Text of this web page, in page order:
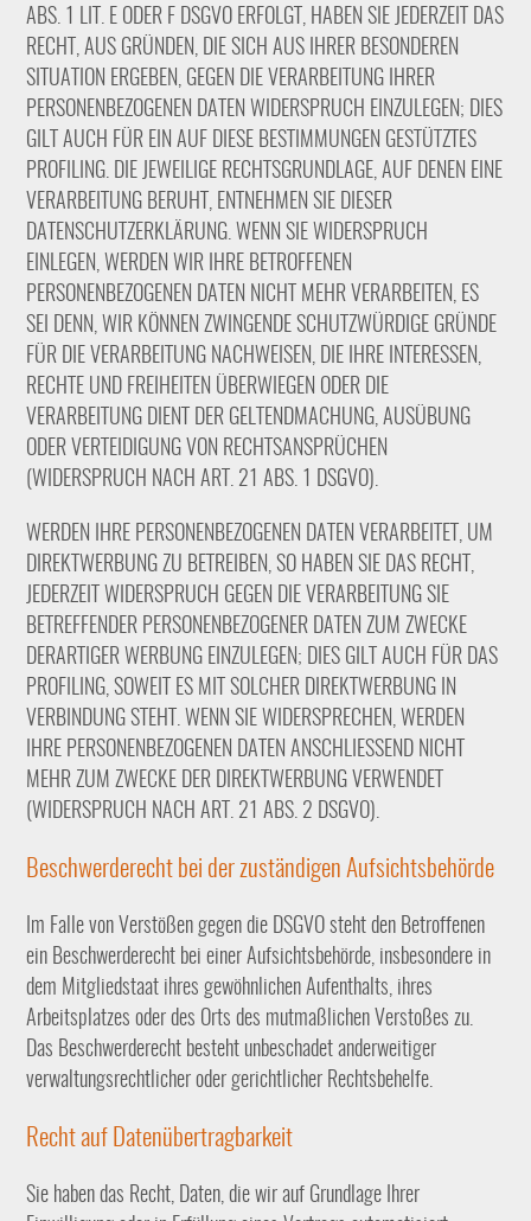
ABS. 1 LIT. E ODER F DSGVO ERFOLGT, HABEN SIE JEDERZEIT DAS
RECHT, AUS GRÜNDEN, DIE SICH AUS IHRER BESONDEREN
SITUATION ERGEBEN, GEGEN DIE VERARBEITUNG IHRER
PERSONENBEZOGENEN DATEN WIDERSPRUCH EINZULEGEN; DIES
GILT AUCH FÜR EIN AUF DIESE BESTIMMUNGEN GESTÜTZTES
PROFILING. DIE JEWEILIGE RECHTSGRUNDLAGE, AUF DENEN EINE
VERARBEITUNG BERUHT, ENTNEHMEN SIE DIESER
DATENSCHUTZERKLÄRUNG. WENN SIE WIDERSPRUCH
EINLEGEN, WERDEN WIR IHRE BETROFFENEN
PERSONENBEZOGENEN DATEN NICHT MEHR VERARBEITEN, ES
SEI DENN, WIR KÖNNEN ZWINGENDE SCHUTZWÜRDIGE GRÜNDE
FÜR DIE VERARBEITUNG NACHWEISEN, DIE IHRE INTERESSEN,
RECHTE UND FREIHEITEN ÜBERWIEGEN ODER DIE
VERARBEITUNG DIENT DER GELTENDMACHUNG, AUSÜBUNG
ODER VERTEIDIGUNG VON RECHTSANSPRÜCHEN
(WIDERSPRUCH NACH ART. 21 ABS. 1 DSGVO).
WERDEN IHRE PERSONENBEZOGENEN DATEN VERARBEITET, UM
DIREKTWERBUNG ZU BETREIBEN, SO HABEN SIE DAS RECHT,
JEDERZEIT WIDERSPRUCH GEGEN DIE VERARBEITUNG SIE
BETREFFENDER PERSONENBEZOGENER DATEN ZUM ZWECKE
DERARTIGER WERBUNG EINZULEGEN; DIES GILT AUCH FÜR DAS
PROFILING, SOWEIT ES MIT SOLCHER DIREKTWERBUNG IN
VERBINDUNG STEHT. WENN SIE WIDERSPRECHEN, WERDEN
IHRE PERSONENBEZOGENEN DATEN ANSCHLIESSEND NICHT
MEHR ZUM ZWECKE DER DIREKTWERBUNG VERWENDET
(WIDERSPRUCH NACH ART. 21 ABS. 2 DSGVO).
Beschwerde­recht bei der zuständigen Aufsichts­behörde
Im Falle von Verstößen gegen die DSGVO steht den Betroffenen
ein Beschwerderecht bei einer Aufsichtsbehörde, insbesondere in
dem Mitgliedstaat ihres gewöhnlichen Aufenthalts, ihres
Arbeitsplatzes oder des Orts des mutmaßlichen Verstoßes zu.
Das Beschwerderecht besteht unbeschadet anderweitiger
verwaltungsrechtlicher oder gerichtlicher Rechtsbehelfe.
Recht auf Daten­übertrag­barkeit
Sie haben das Recht, Daten, die wir auf Grundlage Ihrer